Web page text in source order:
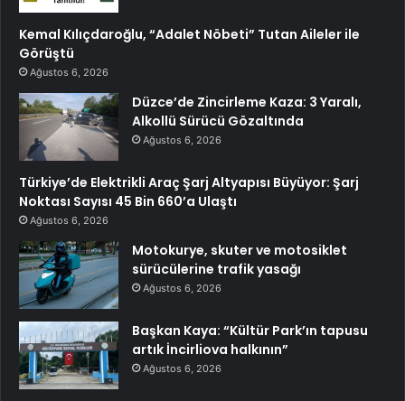
Kemal Kılıçdaroğlu, “Adalet Nöbeti” Tutan Aileler ile
Görüştü
Ağustos 6, 2026
Düzce’de Zincirleme Kaza: 3 Yaralı,
Alkollü Sürücü Gözaltında
Ağustos 6, 2026
Türkiye’de Elektrikli Araç Şarj Altyapısı Büyüyor: Şarj
Noktası Sayısı 45 Bin 660’a Ulaştı
Ağustos 6, 2026
Motokurye, skuter ve motosiklet
sürücülerine trafik yasağı
Ağustos 6, 2026
Başkan Kaya: “Kültür Park’ın tapusu
artık İncirliova halkının”
Ağustos 6, 2026